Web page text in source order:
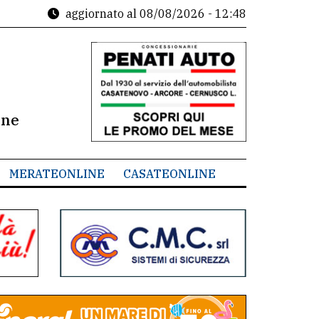
aggiornato al 08/08/2026 - 12:48
MERATEONLINE CASATEONLINE